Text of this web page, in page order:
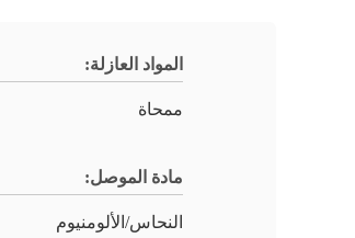
المواد العازلة:
ممحاة
مادة الموصل:
النحاس/الألومنيوم